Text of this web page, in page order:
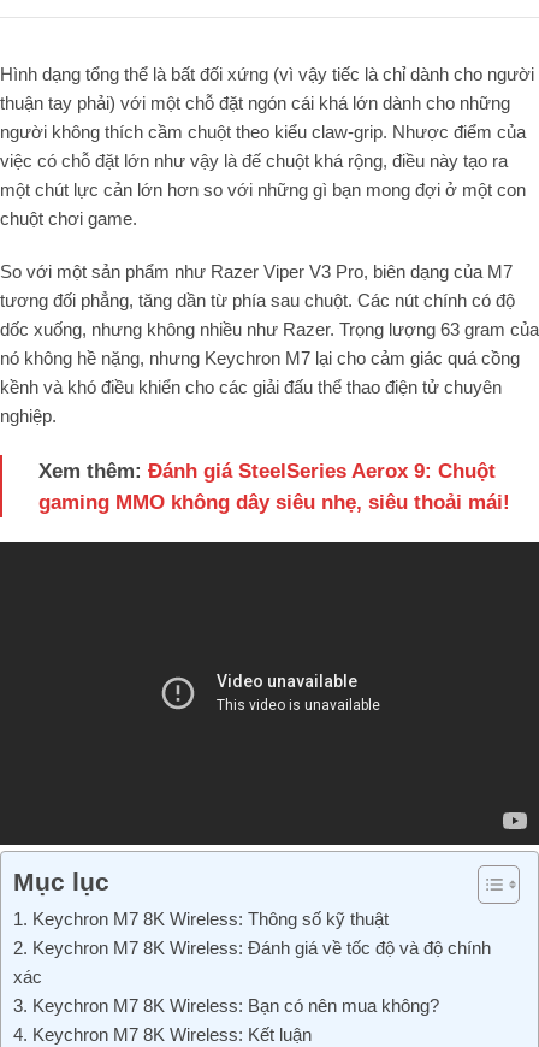
Hình dạng tổng thể là bất đối xứng (vì vậy tiếc là chỉ dành cho người
thuận tay phải) với một chỗ đặt ngón cái khá lớn dành cho những
người không thích cầm chuột theo kiểu claw-grip. Nhược điểm của
việc có chỗ đặt lớn như vậy là đế chuột khá rộng, điều này tạo ra
một chút lực cản lớn hơn so với những gì bạn mong đợi ở một con
chuột chơi game.
So với một sản phẩm như Razer Viper V3 Pro, biên dạng của M7
tương đối phẳng, tăng dần từ phía sau chuột. Các nút chính có độ
dốc xuống, nhưng không nhiều như Razer. Trọng lượng 63 gram của
nó không hề nặng, nhưng Keychron M7 lại cho cảm giác quá cồng
kềnh và khó điều khiển cho các giải đấu thể thao điện tử chuyên
nghiệp.
Xem thêm: Đánh giá SteelSeries Aerox 9: Chuột
gaming MMO không dây siêu nhẹ, siêu thoải mái!
Mục lục
1. Keychron M7 8K Wireless: Thông số kỹ thuật
2. Keychron M7 8K Wireless: Đánh giá về tốc độ và độ chính
xác
3. Keychron M7 8K Wireless: Bạn có nên mua không?
4. Keychron M7 8K Wireless: Kết luận